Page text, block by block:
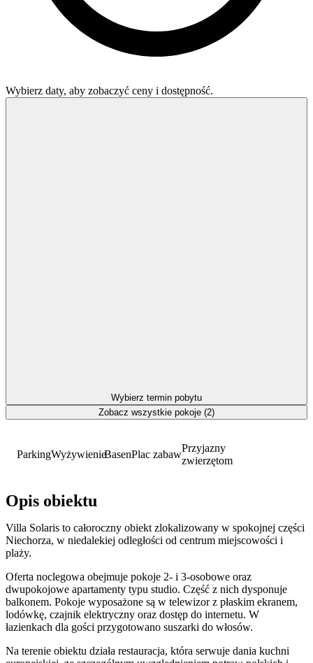
ParkingWyżywienieBasenPlac zabaw
Przyjazny
zwierzętom
Opis obiektu
Villa Solaris to całoroczny obiekt zlokalizowany w spokojnej części
Niechorza, w niedalekiej odległości od centrum miejscowości i
plaży.
Oferta noclegowa obejmuje pokoje 2- i 3-osobowe oraz
dwupokojowe apartamenty typu studio. Część z nich dysponuje
balkonem. Pokoje wyposażone są w telewizor z płaskim ekranem,
lodówkę, czajnik elektryczny oraz dostęp do internetu. W
łazienkach dla gości przygotowano suszarki do włosów.
Na terenie obiektu działa restauracja, która serwuje dania kuchni
Wybierz daty, aby zobaczyć ceny i dostępność.
Wybierz termin pobytu
Zobacz wszystkie pokoje (2)